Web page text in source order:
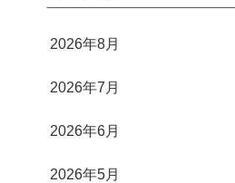
2026年8月
2026年7月
2026年6月
2026年5月